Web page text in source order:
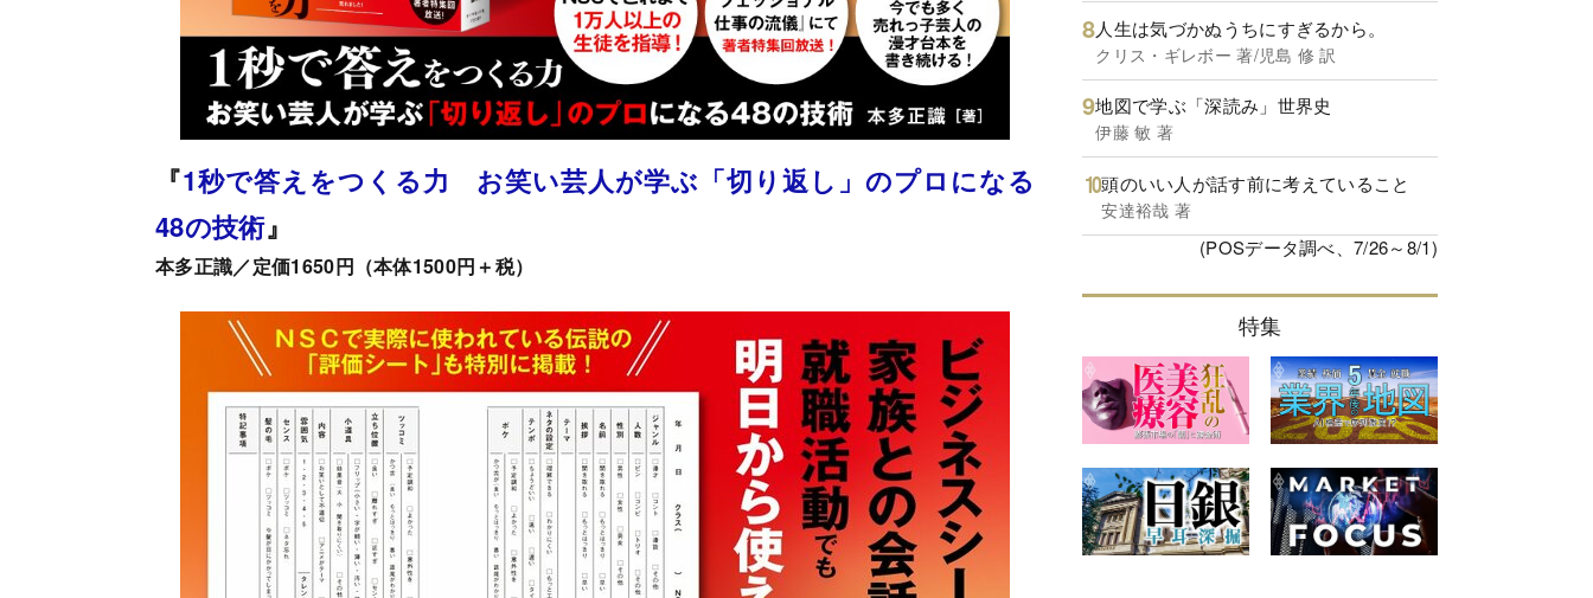
『1秒で答えをつくる力 お笑い芸人が学ぶ「切り返し」のプロになる
48の技術』
本多正識／定価1650円（本体1500円＋税）
人生は気づかぬうちにすぎるから。
クリス・ギレボー 著/児島 修 訳
地図で学ぶ「深読み」世界史
伊藤 敏 著
頭のいい人が話す前に考えていること
安達裕哉 著
(POSデータ調べ、7/26～8/1)
特集